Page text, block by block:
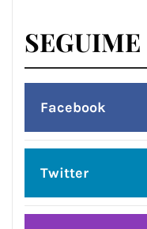
SEGUIME
Facebook
Twitter